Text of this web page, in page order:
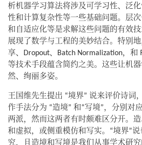
析机器学习算法将涉及可学习性、泛
性和计算复杂性等一些基础问题。层
和自适应化等是求解这些问题的有效
展现了数学与工程的美妙结合。特别
享、Dropout、Batch Normalization，和
等技术手段蕴含简约之美。这些让机
然、绚丽多姿。
王国维先生提出 “境界” 说来评价诗词
作手法分为 “造境” 和“写境”，分别对
两派，然而这两者有时颇难区分开。
和虚拟，或侧重模仿和写实。“境界”
究，且造境和写境是我们从事学术研究